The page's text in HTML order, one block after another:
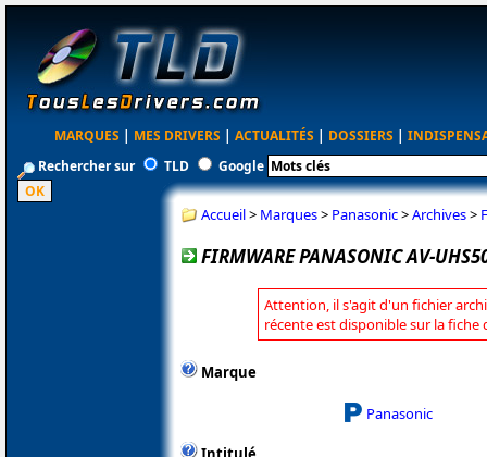
MARQUES | MES DRIVERS | ACTUALITÉS | DOSSIERS |
Rechercher sur
TLD Google
Accueil> Marques> Panasonic>Archives>
FIRMWARE PANASONIC AV-
Attention, il s'agit d'un fichier
récente est disponible sur la fiche
Marque
Panasonic